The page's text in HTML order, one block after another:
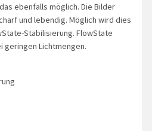
ebenfalls möglich. Die Bilder
und lebendig. Möglich wird dies
Stabilisierung. FlowState
geringen Lichtmengen.